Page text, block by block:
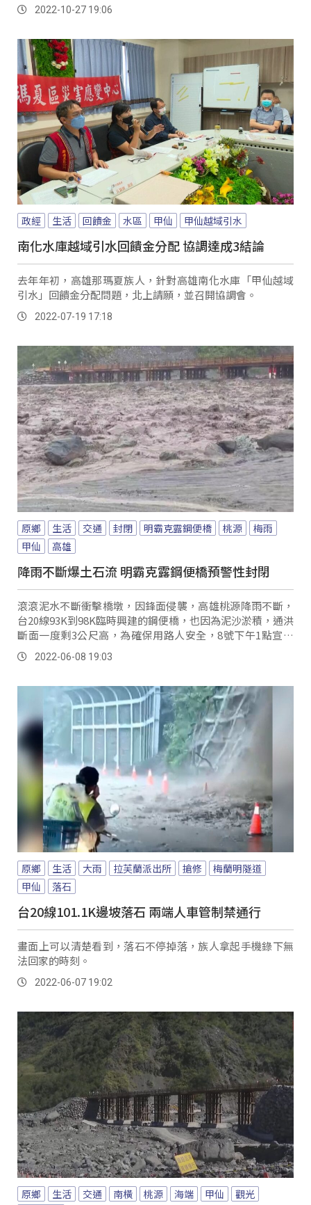
2022-10-27 19:06
政經 生活 回饋金 水區 甲仙 甲仙越域引水
南化水庫越域引水回饋金分配 協調達成3結論
去年年初，高雄那瑪夏族人，針對高雄南化水庫「甲仙越域
引水」回饋金分配問題，北上請願，並召開協調會。
2022-07-19 17:18
原鄉 生活 交通 封閉 明霸克露鋼便橋 桃源
梅雨
甲仙
高雄
降雨不斷爆土石流 明霸克露鋼便橋預警性封閉
滾滾泥水不斷衝擊橋墩，因鋒面侵襲，高雄桃源降雨不斷，
台20線93K到98K臨時興建的鋼便橋，也因為泥沙淤積，通洪
斷面一度剩3公尺高，為確保用路人安全，8號下午1點宣布
預警性封閉，預計9號上午點開放通行。
2022-06-08 19:03
原鄉 生活 大雨 拉芙蘭派出所 搶修
梅蘭明隧道
甲仙
落石
台20線101.1K邊坡落石 兩端人車管制禁通行
畫面上可以清楚看到，落石不停掉落，族人拿起手機錄下無
法回家的時刻。
2022-06-07 19:02
原鄉 生活 交通 南橫 桃源 海端 甲仙
觀光